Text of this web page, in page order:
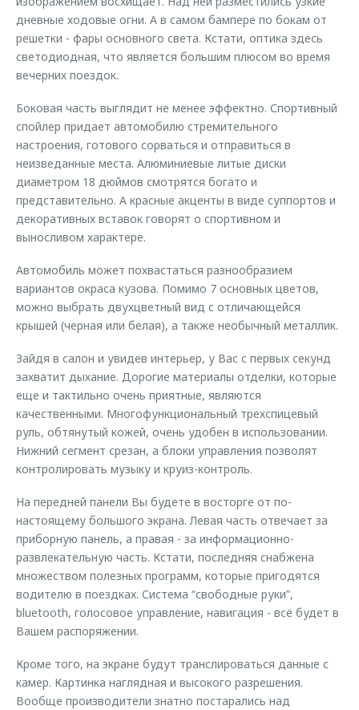
дневные ходовые огни. А в самом бампере по бокам от
решетки - фары основного света. Кстати, оптика здесь
светодиодная, что является большим плюсом во время
вечерних поездок.
Боковая часть выглядит не менее эффектно. Спортивный
спойлер придает автомобилю стремительного
настроения, готового сорваться и отправиться в
неизведанные места. Алюминиевые литые диски
диаметром 18 дюймов смотрятся богато и
представительно. А красные акценты в виде суппортов и
декоративных вставок говорят о спортивном и
выносливом характере.
Автомобиль может похвастаться разнообразием
вариантов окраса кузова. Помимо 7 основных цветов,
можно выбрать двухцветный вид с отличающейся
крышей (черная или белая), а также необычный металлик.
Зайдя в салон и увидев интерьер, у Вас с первых секунд
захватит дыхание. Дорогие материалы отделки, которые
еще и тактильно очень приятные, являются
качественными. Многофункциональный трехспицевый
руль, обтянутый кожей, очень удобен в использовании.
Нижний сегмент срезан, а блоки управления позволят
контролировать музыку и круиз-контроль.
На передней панели Вы будете в восторге от по-
настоящему большого экрана. Левая часть отвечает за
приборную панель, а правая - за информационно-
развлекательную часть. Кстати, последняя снабжена
множеством полезных программ, которые пригодятся
водителю в поездках. Система “свободные руки”,
bluetooth, голосовое управление, навигация - всё будет в
Вашем распоряжении.
Кроме того, на экране будут транслироваться данные с
камер. Картинка наглядная и высокого разрешения.
Вообще производители знатно постарались над